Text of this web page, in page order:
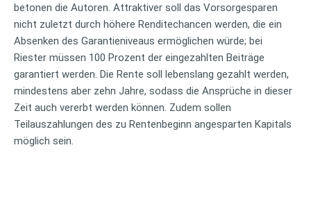
betonen die Autoren. Attraktiver soll das Vorsorgesparen
nicht zuletzt durch höhere Renditechancen werden, die ein
Absenken des Garantieniveaus ermöglichen würde; bei
Riester müssen 100 Prozent der eingezahlten Beiträge
garantiert werden. Die Rente soll lebenslang gezahlt werden,
mindestens aber zehn Jahre, sodass die Ansprüche in dieser
Zeit auch vererbt werden können. Zudem sollen
Teilauszahlungen des zu Rentenbeginn angesparten Kapitals
möglich sein.